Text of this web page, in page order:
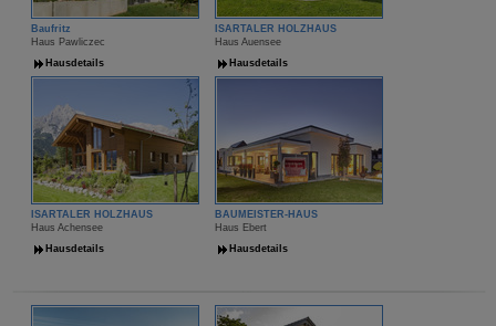
Baufritz
Haus Pawliczec
Hausdetails
ISARTALER HOLZHAUS
Haus Auensee
Hausdetails
ISARTALER HOLZHAUS
Haus Achensee
Hausdetails
BAUMEISTER-HAUS
Haus Ebert
Hausdetails